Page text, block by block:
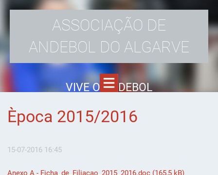
ASSOCIAÇÃO DE
ANDEBOL DO ALGARVE
VIVE O ANDEBOL
Època 2015/2016
15-07-2016 16:45
Anexo A - Ficha_de_Filiacao_2015_2016.doc (165,5 kB)